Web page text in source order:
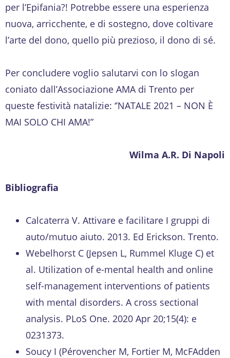
per l’Epifania?! Potrebbe essere una esperienza
nuova, arricchente, e di sostegno, dove coltivare
l’arte del dono, quello più prezioso, il dono di sé.
Per concludere voglio salutarvi con lo slogan
coniato dall’Associazione AMA di Trento per
queste festività natalizie: ‘’NATALE 2021 – NON È
MAI SOLO CHI AMA!”
Wilma A.R. Di Napoli
Bibliografia
Calcaterra V. Attivare e facilitare I gruppi di
auto/mutuo aiuto. 2013. Ed Erickson. Trento.
Webelhorst C (Jepsen L, Rummel Kluge C) et
al. Utilization of e-mental health and online
self-management interventions of patients
with mental disorders. A cross sectional
analysis. PLoS One. 2020 Apr 20;15(4): e
0231373.
Soucy I (Pérovencher M, Fortier M, McFAdden